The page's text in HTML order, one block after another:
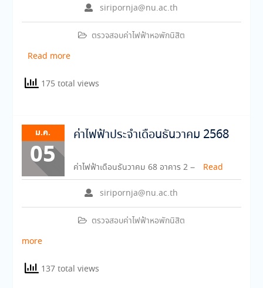
siripornja@nu.ac.th
ตรวจสอบค่าไฟฟ้าหอพักนิสิต
Read more
175 total views
ม.ค.
05
ค่าไฟฟ้าประจำเดือนธันวาคม 2568
siripornja@nu.ac.th
ตรวจสอบค่าไฟฟ้าหอพักนิสิต
ค่าไฟฟ้าเดือนธันวาคม 68 อาคาร 2 – Read
more
137 total views